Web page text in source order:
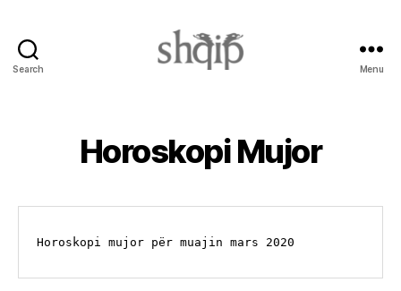
Search Menu
Horoskopi Mujor
Horoskopi mujor për muajin mars 2020